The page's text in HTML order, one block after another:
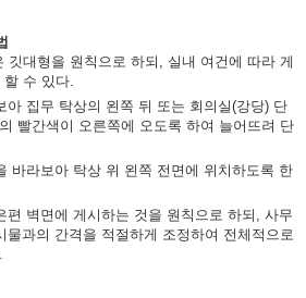
깃대형을 원칙으로 하되, 실내 여건에 따라 게
할 수 있다.
아 집무 탁상의 왼쪽 뒤 또는 회의실(강당) 단
빨간색이 오른쪽에 오도록 하여 늘어뜨려 단
바라보아 탁상 위 왼쪽 전면에 위치하도록 한
편 벽면에 게시하는 것을 원칙으로 하되, 사무
물과의 간격을 적절하게 조정하여 전체적으로